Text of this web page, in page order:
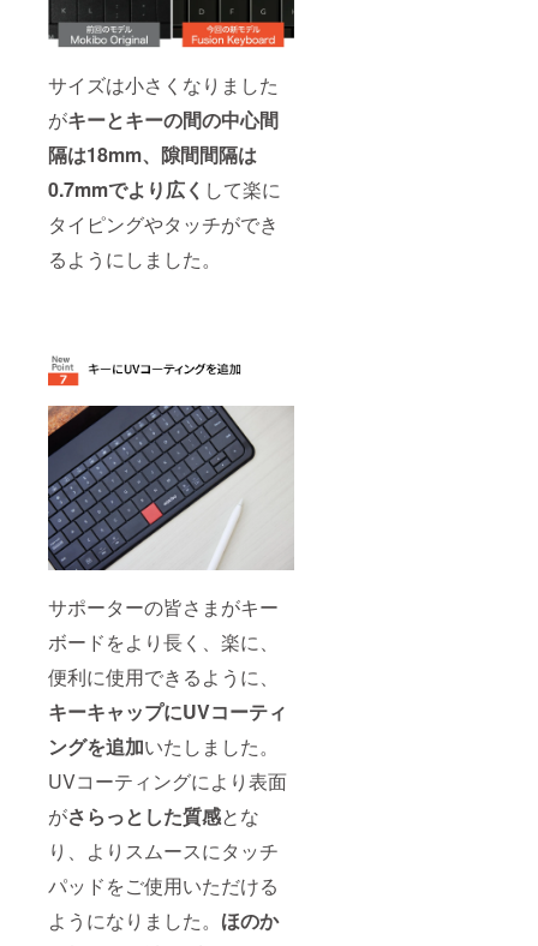
サイズは小さくなりました
がキーとキーの間の中心間
隔は18mm、隙間間隔は
0.7mmでより広く して楽に
タイピングやタッチができ
るようにしました。
サポーターの皆さまがキー
ボードをより長く、楽に、
便利に使用できるように、
キーキャップにUVコーティ
ングを追加いたしました。
UVコーティングにより表面
がさらっとした質感とな
り、よりスムースにタッチ
パッドをご使用いただける
ようになりました。 ほのか